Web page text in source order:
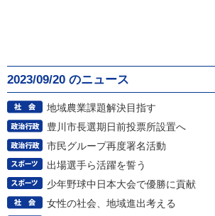
2023/09/20 のニュース
地域農業課題解決目指す
豊川市長選期日前投票所設置へ
市民グループ再度署名活動
出場選手ら活躍を誓う
少年野球中日本大会で優勝に貢献
女性の社会、地域進出考える